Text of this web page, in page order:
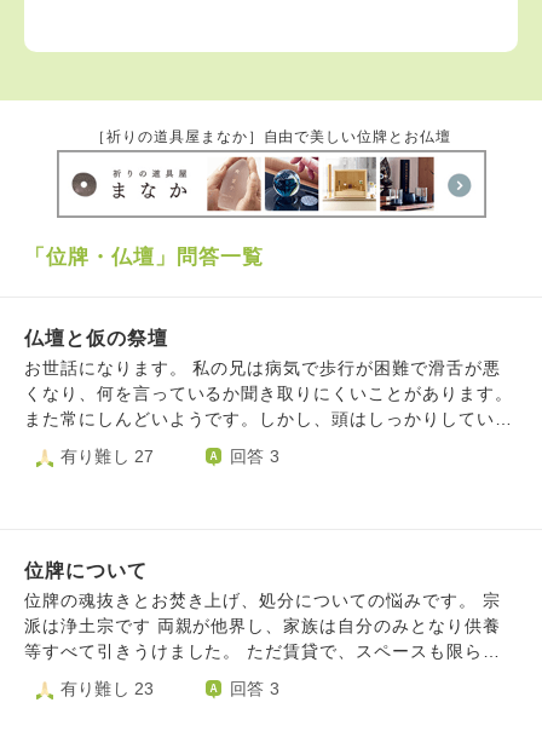
［祈りの道具屋まなか］自由で美しい位牌とお仏壇
「位牌・仏壇」問答一覧
仏壇と仮の祭壇
お世話になります。 私の兄は病気で歩行が困難で滑舌が悪
くなり、何を言っているか聞き取りにくいことがあります。
また常にしんどいようです。しかし、頭はしっかりしていま
す。そのことを前提に読んでいただけたらと思います。 4ヶ
月前に父が亡くなり、実家近くで葬儀をしました。 私も兄
が、電車と車椅子を理由に、兄の家には持ち帰れないと言い
ました。 それは仕方ないと思ったのと、実家には誰もいな
いため、私のアパートに仮の祭壇とお骨を持ち帰ることにな
りました。 その後、永代供養のお寺に納骨しました。 私の
後、部屋は違いますが、同じ家に真言宗の父の仮の祭壇とお
有り難し 27 回答 3
位牌について
位牌の魂抜きとお焚き上げ、処分についての悩みです。 宗
派は浄土宗です 両親が他界し、家族は自分のみとなり供養
等すべて引きうけました。 ただ賃貸で、スペースも限られ
ているため、ご本尊と、両親祖父母父方の親戚含む6柱の位
牌を手元に残し、仏壇は処分しました。 ただ、手狭なワン
有り難し 23 回答 3